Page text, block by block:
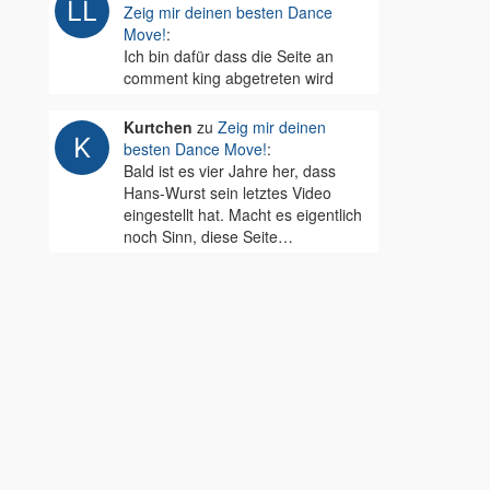
Zeig mir deinen besten Dance
Move!:
Ich bin dafür dass die Seite an
comment king abgetreten wird
Kurtchen zu Zeig mir deinen
besten Dance Move!:
Bald ist es vier Jahre her, dass
Hans-Wurst sein letztes Video
eingestellt hat. Macht es eigentlich
noch Sinn, diese Seite…